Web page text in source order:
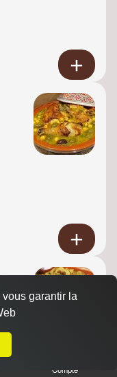
Compte
garantir la